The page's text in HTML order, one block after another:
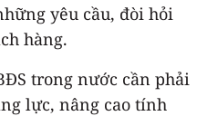
yêu cầu, đòi hỏi
hàng.
trong nước cần phải
lực, nâng cao tính